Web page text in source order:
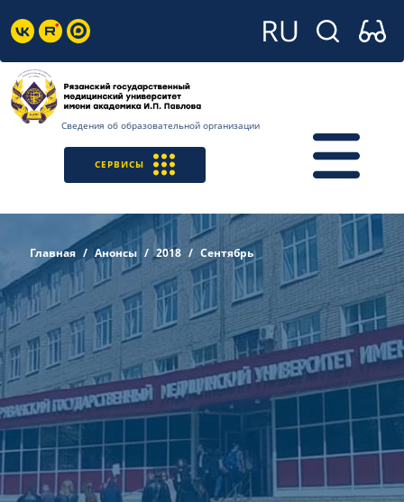
Сведения об образовательной организации
СЕРВИСЫ
Главная Анонсы 2018 Сентябрь